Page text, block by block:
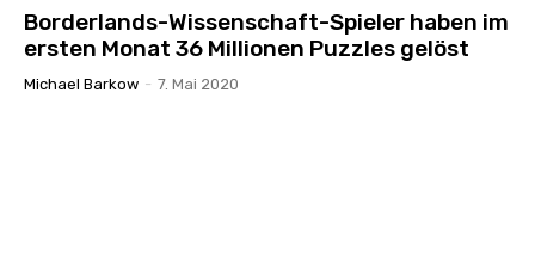
Borderlands-Wissenschaft-Spieler haben im
ersten Monat 36 Millionen Puzzles gelöst
Michael Barkow - 7. Mai 2020